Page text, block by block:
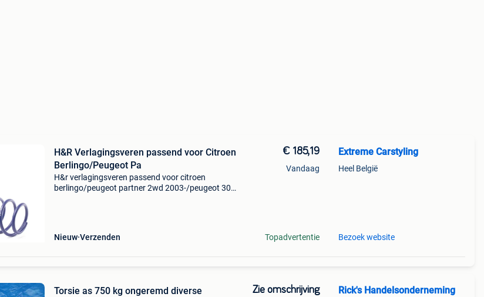
H&R Verlagingsveren passend voor Citroen
Berlingo/Peugeot Pa
H&r verlagingsveren passend voor citroen
berlingo/peugeot partner 2wd 2003-/peugeot 306
Nieuw Verzenden
€ 185,19
Vandaag
Topadvertentie
Extreme Carstyling
Heel België
Bezoek website
Torsie as 750 kg ongeremd diverse
Zie omschrijving Rick's Handelsonderneming